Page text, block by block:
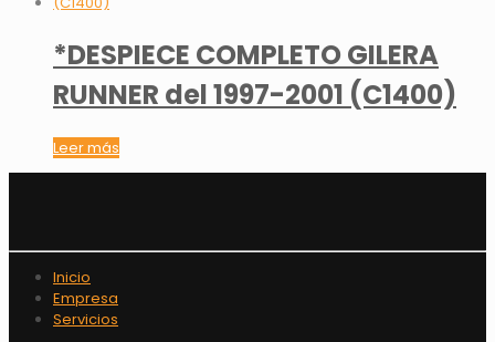
*DESPIECE COMPLETO GILERA
RUNNER del 1997-2001 (C1400)
Leer más
Inicio
Empresa
Servicios